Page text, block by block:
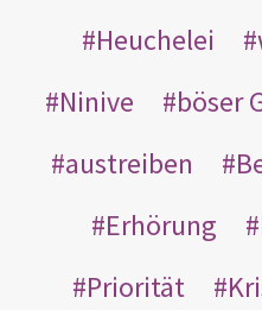
Heuchelei
Ninive
böser
austreiben
Erhörung
Priorität